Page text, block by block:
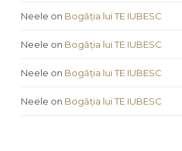
Neele on Bogăția lui TE IUBESC
Neele on Bogăția lui TE IUBESC
Neele on Bogăția lui TE IUBESC
Neele on Bogăția lui TE IUBESC